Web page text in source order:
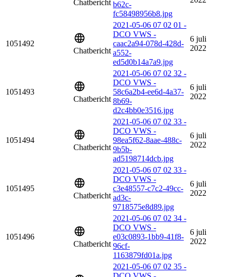
Chatbericht b62c-
fc58498956b8.jpg
1051492
Chatbericht
2021-05-06 07 02 01 -
DCO VWS -
caac2a94-078d-428d-
a552-
ed5d0b14a7a9.jpg
6 juli
2022
1051493
Chatbericht
2021-05-06 07 02 32 -
DCO VWS -
58c6a2b4-ee6d-4a37-
8b69-
d2c4bb0e3516.jpg
6 juli
2022
1051494
Chatbericht
2021-05-06 07 02 33 -
DCO VWS -
98ea5f62-8aae-488c-
9b5b-
ad5198714dcb.jpg
6 juli
2022
1051495
Chatbericht
2021-05-06 07 02 33 -
DCO VWS -
c3e48557-c7c2-49cc-
ad3c-
9718575e8d89.jpg
6 juli
2022
1051496
Chatbericht
2021-05-06 07 02 34 -
DCO VWS -
e03c0893-1bb9-41f8-
96cf-
1163879fd01a.jpg
6 juli
2022
2021-05-06 07 02 35 -